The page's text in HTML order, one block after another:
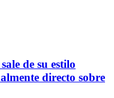
de su estilo
directo sobre